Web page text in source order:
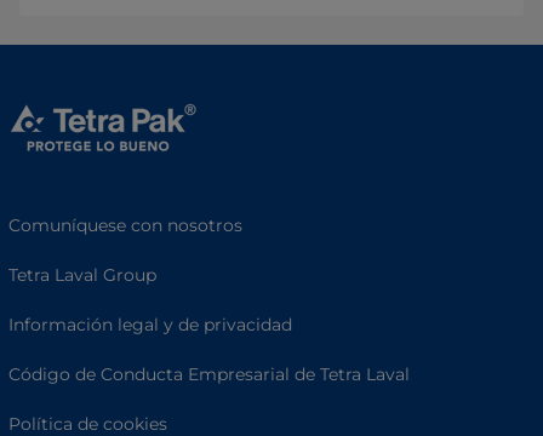
Comuníquese con nosotros
Tetra Laval Group
Información legal y de privacidad
Código de Conducta Empresarial de Tetra Laval
Política de cookies